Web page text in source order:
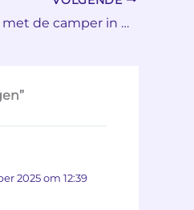
Ik kampeer met de camper in Kampen voor Kerkasiel
2025 om 12:39